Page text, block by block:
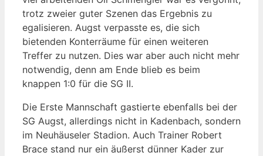
trotz zweier guter Szenen das Ergebnis zu
egalisieren. Augst verpasste es, die sich
bietenden Konterräume für einen weiteren
Treffer zu nutzen. Dies war aber auch nicht mehr
notwendig, denn am Ende blieb es beim
knappen 1:0 für die SG II.
Die Erste Mannschaft gastierte ebenfalls bei der
SG Augst, allerdings nicht in Kadenbach, sondern
im Neuhäuseler Stadion. Auch Trainer Robert
Brace stand nur ein äußerst dünner Kader zur